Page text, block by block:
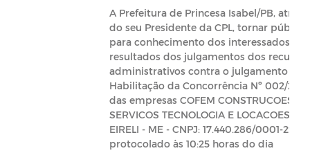
A Prefeitura de Princesa Isabel/PB,
do seu Presidente da CPL, tornar público
para conhecimento dos interessados, os
resultados dos julgamentos dos recursos
administrativos contra o julgamento da
Habilitação da Concorrência Nº 002/
das empresas COFEM CONSTRUCOES
SERVICOS TECNOLOGIA E LOCACOES
EIRELI - ME - CNPJ: 17.440.286/0001-29,
protocolado às 10:25 horas do dia